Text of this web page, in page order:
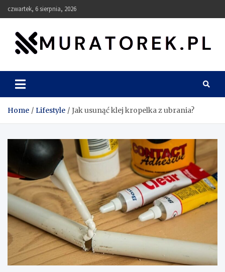
to
czwartek, 6 sierpnia, 2026
muratorek.pl
Home Lifestyle Jak usunąć klej kropelka z ubrania?